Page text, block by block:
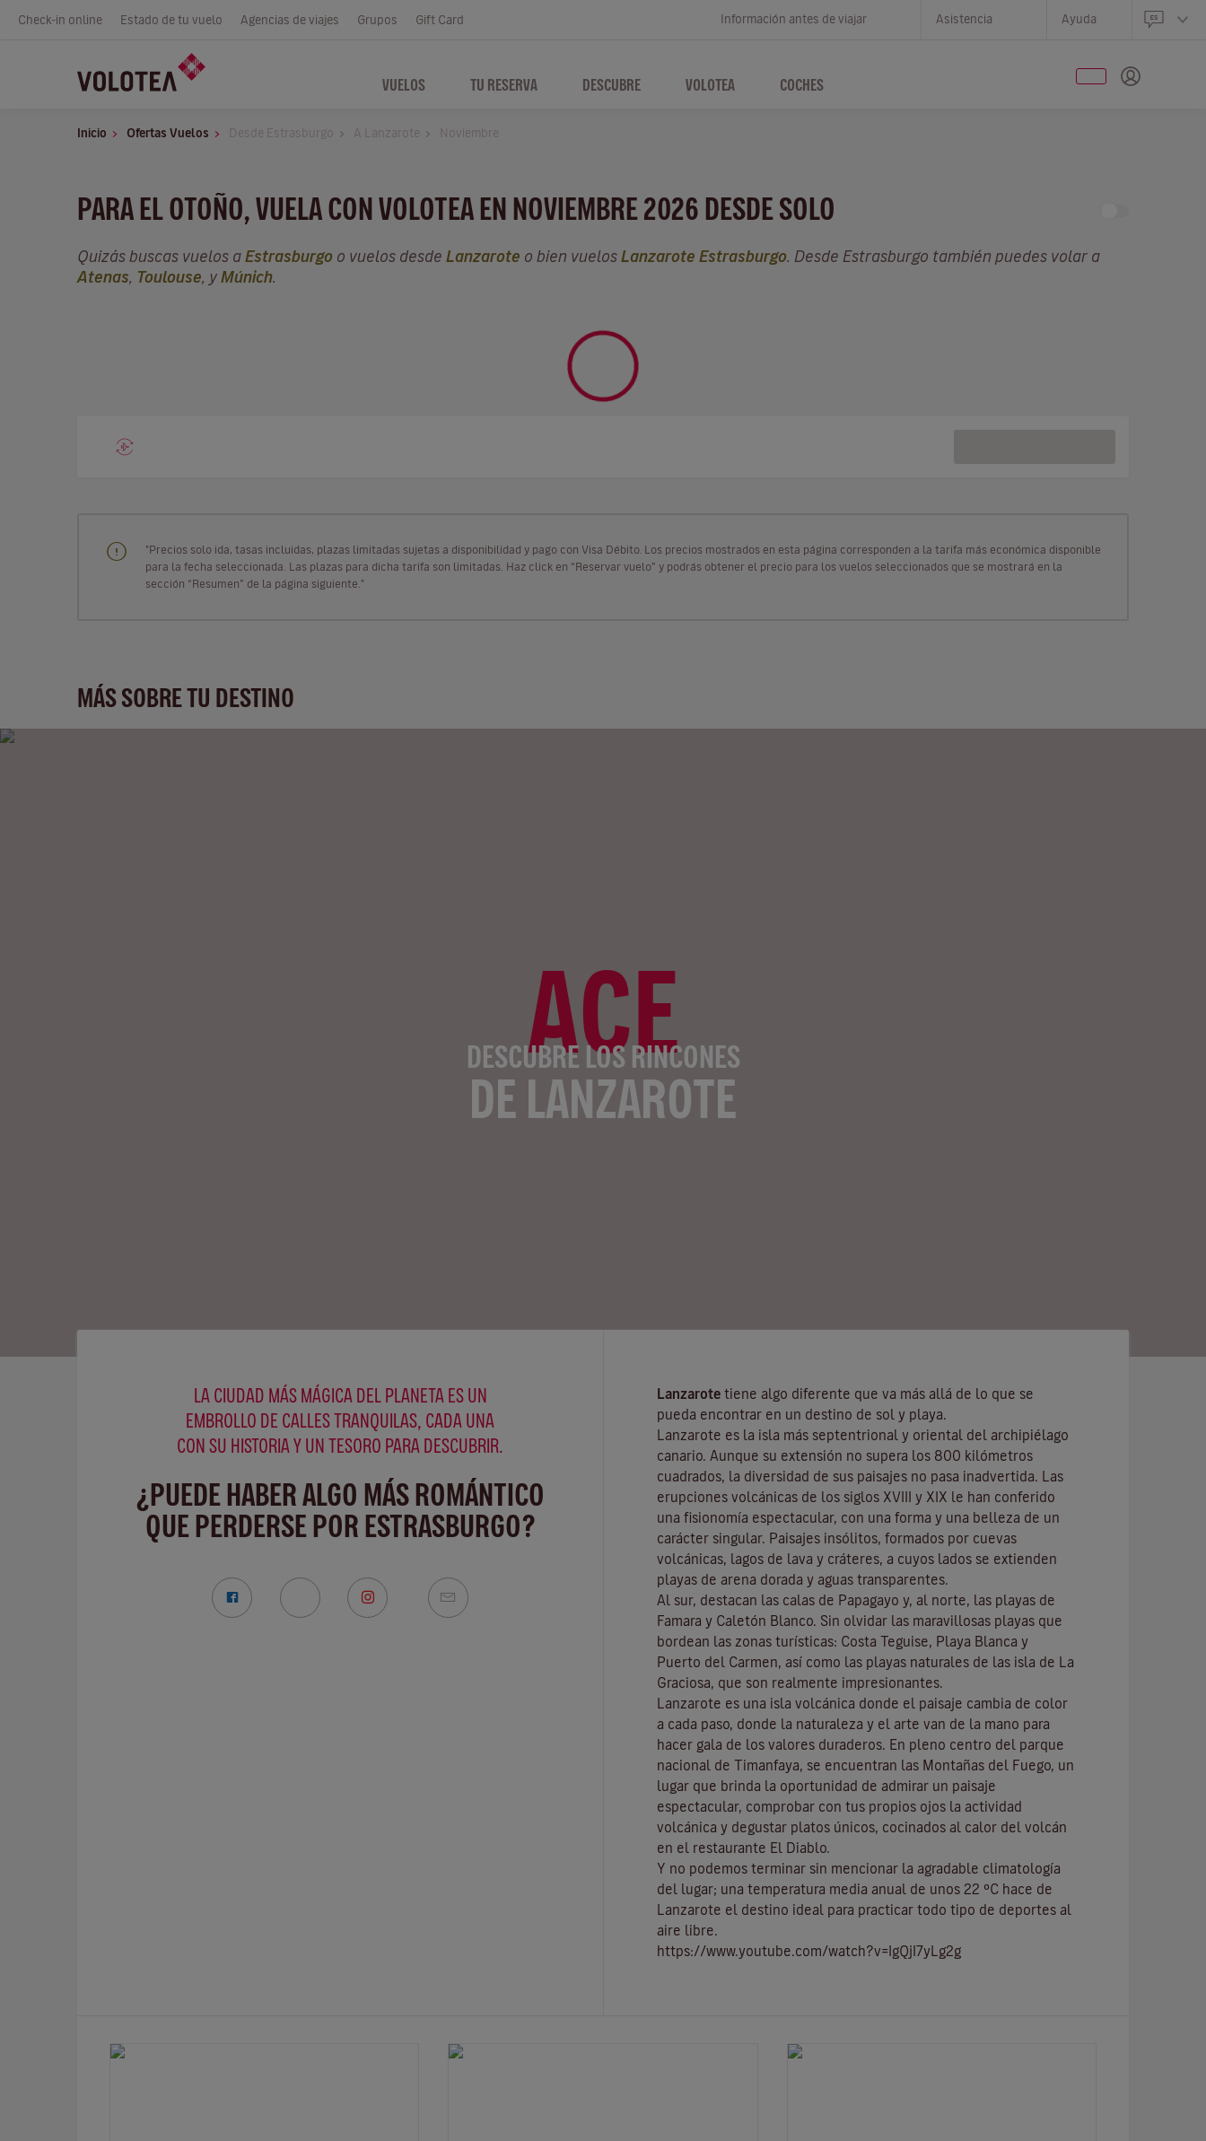
Check-in online Estado de tu vuelo Agencias de viajes Grupos Gift Card Información antes de viajar Asistencia Ayuda
VUELOS TU RESERVA DESCUBRE VOLOTEA COCHES
Inicio Ofertas Vuelos Desde Estrasburgo A Lanzarote Noviembre
PARA EL OTOÑO, VUELA CON VOLOTEA EN NOVIEMBRE 2026 DESDE SOLO
Quizás buscas vuelos a Estrasburgo o vuelos desde Lanzarote o bien vuelos Lanzarote Estrasburgo . Desde Estrasburgo también puedes volar a
Atenas
Toulouse , y Múnich
"Precios solo ida, tasas incluidas, plazas limitadas sujetas a disponibilidad y pago con Visa Débito. Los precios mostrados en esta página corresponden a la tarifa más económica disponible
para la fecha seleccionada. Las plazas para dicha tarifa son limitadas. Haz click en “Reservar vuelo” y podrás obtener el precio para los vuelos seleccionados que se mostrará en la
sección “Resumen” de la página siguiente."
MÁS SOBRE TU DESTINO
ACE
DESCUBRE LOS RINCONES
DE LANZAROTE
LA CIUDAD MÁS MÁGICA DEL PLANETA ES UN
EMBROLLO DE CALLES TRANQUILAS, CADA UNA
CON SU HISTORIA Y UN TESORO PARA DESCUBRIR.
¿PUEDE HABER ALGO MÁS ROMÁNTICO
QUE PERDERSE POR ESTRASBURGO?
Lanzarote tiene algo diferente que va más allá de lo que se
pueda encontrar en un destino de sol y playa.
Lanzarote es la isla más septentrional y oriental del archipiélago
canario. Aunque su extensión no supera los 800 kilómetros
cuadrados, la diversidad de sus paisajes no pasa inadvertida. Las
erupciones volcánicas de los siglos XVIII y XIX le han conferido
una fisionomía espectacular, con una forma y una belleza de un
carácter singular. Paisajes insólitos, formados por cuevas
volcánicas, lagos de lava y cráteres, a cuyos lados se extienden
playas de arena dorada y aguas transparentes.
Al sur, destacan las calas de Papagayo y, al norte, las playas de
Famara y Caletón Blanco . Sin olvidar las maravillosas playas que
bordean las zonas turísticas: Costa Teguise Playa Blanca y
Puerto del Carmen , así como las playas naturales de las isla de
La
Graciosa , que son realmente impresionantes.
Lanzarote es una isla volcánica donde el paisaje cambia de color
a cada paso, donde la naturaleza y el arte van de la mano para
hacer gala de los valores duraderos. En pleno centro del parque
nacional de Timanfaya , se encuentran las Montañas del Fuego , un
lugar que brinda la oportunidad de admirar un paisaje
espectacular, comprobar con tus propios ojos la actividad
volcánica y degustar platos únicos, cocinados al calor del volcán
en el restaurante El Diablo.
Y no podemos terminar sin mencionar la agradable climatología
del lugar; una temperatura media anual de unos 22 ºC hace de
Lanzarote el destino ideal para practicar todo tipo de deportes al
aire libre
https://www.youtube.com/watch?v=IgQjI7yLg2g